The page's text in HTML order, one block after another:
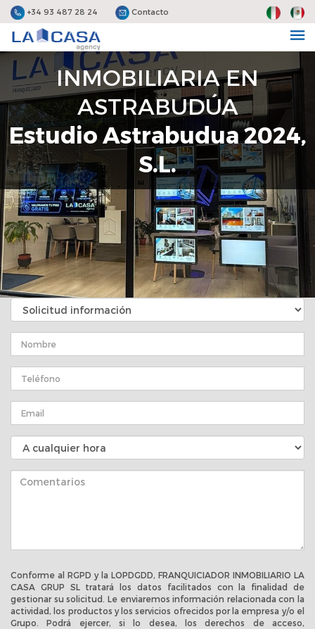
+34 93 487 28 24 Contacto
INMOBILIARIA EN
ASTRABUDÚA
Estudio Astrabudua 2024,
S.L.
Conforme al RGPD y la LOPDGDD, FRANQUICIADOR INMOBILIARIO LA
CASA GRUP SL tratará los datos facilitados con la finalidad de
gestionar su solicitud. Le enviaremos información relacionada con la
actividad, los productos y los servicios ofrecidos por la empresa y/o el
Grupo. Podrá ejercer, si lo desea, los derechos de acceso,